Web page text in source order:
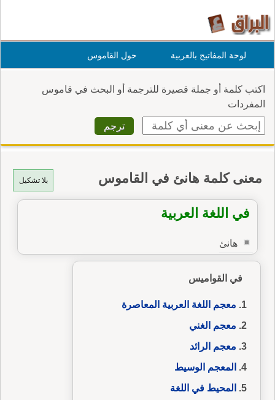
لوحة المفاتيح بالعربية حول القاموس
اكتب كلمة أو جملة قصيرة للترجمة أو البحث في قاموس
المفردات
بلا تشكيل معنى كلمة هانئ في القاموس
في اللغة العربية
هانئ
في القواميس
معجم اللغة العربية المعاصرة
معجم الغني
معجم الرائد
المعجم الوسيط
المحيط في اللغة